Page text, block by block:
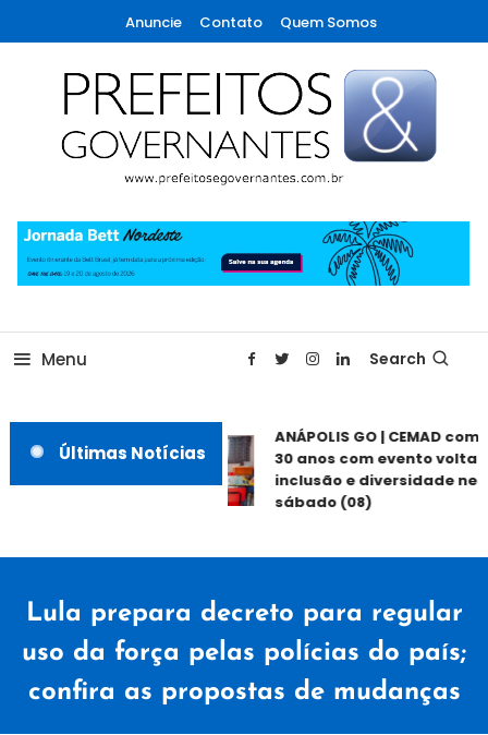
To
Content
Anuncie Contato Quem Somos
Prefeitos & Governantes
Menu Search
Últimas Notícias
ANÁPOLIS GO | CEMAD
30 anos com evento
inclusão e diversidade
sábado (08)
Lula prepara decreto para regular
uso da força pelas polícias do país;
confira as propostas de mudanças